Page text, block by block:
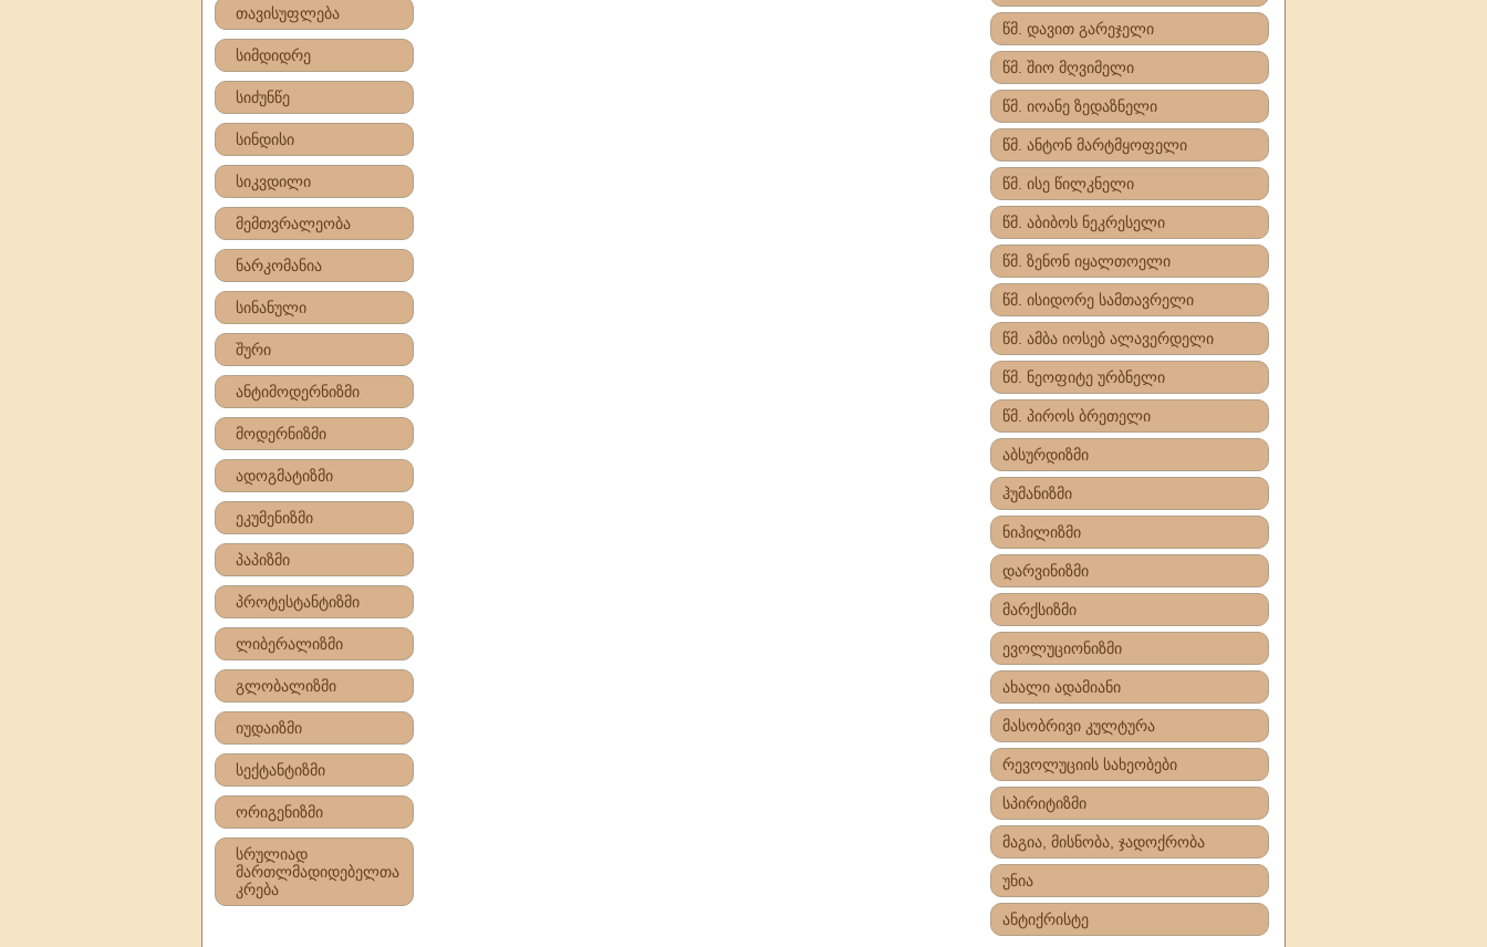
თავისუფლება
სიმდიდრე
სიძუნწე
სინდისი
სიკვდილი
მემთვრალეობა
ნარკომანია
სინანული
შური
ანტიმოდერნიზმი
მოდერნიზმი
ადოგმატიზმი
ეკუმენიზმი
პაპიზმი
პროტესტანტიზმი
ლიბერალიზმი
გლობალიზმი
იუდაიზმი
სექტანტიზმი
ორიგენიზმი
სრულიად
მართლმადიდებელთა
კრება
წმ. დავით გარეჯელი
წმ. შიო მღვიმელი
წმ. იოანე ზედაზნელი
წმ. ანტონ მარტმყოფელი
წმ. ისე წილკნელი
წმ. აბიბოს ნეკრესელი
წმ. ზენონ იყალთოელი
წმ. ისიდორე სამთავრელი
წმ. ამბა იოსებ ალავერდელი
წმ. ნეოფიტე ურბნელი
წმ. პიროს ბრეთელი
აბსურდიზმი
ჰუმანიზმი
ნიჰილიზმი
დარვინიზმი
მარქსიზმი
ევოლუციონიზმი
ახალი ადამიანი
მასობრივი კულტურა
რევოლუციის სახეობები
სპირიტიზმი
მაგია, მისნობა, ჯადოქრობა
უნია
ანტიქრისტე